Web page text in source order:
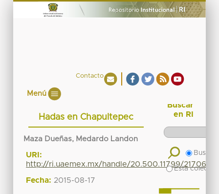
Contacto
Menú
Hadas en Chapultepec
Maza Dueñas, Medardo Landon
URI:
http://ri.uaemex.mx/handle/20.500.11799/21706
Fecha: 2015-08-17
Buscar
en RI
Buscar
Esta